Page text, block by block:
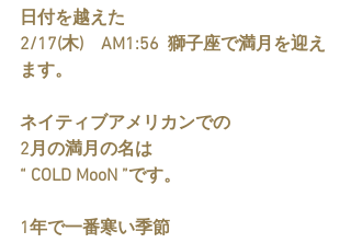
日付を越えた
2/17(木)　AM1:56  獅子座で満月を迎え
ます。
ネイティブアメリカンでの
2月の満月の名は
“ COLD MooN ”です。
1年で一番寒い季節